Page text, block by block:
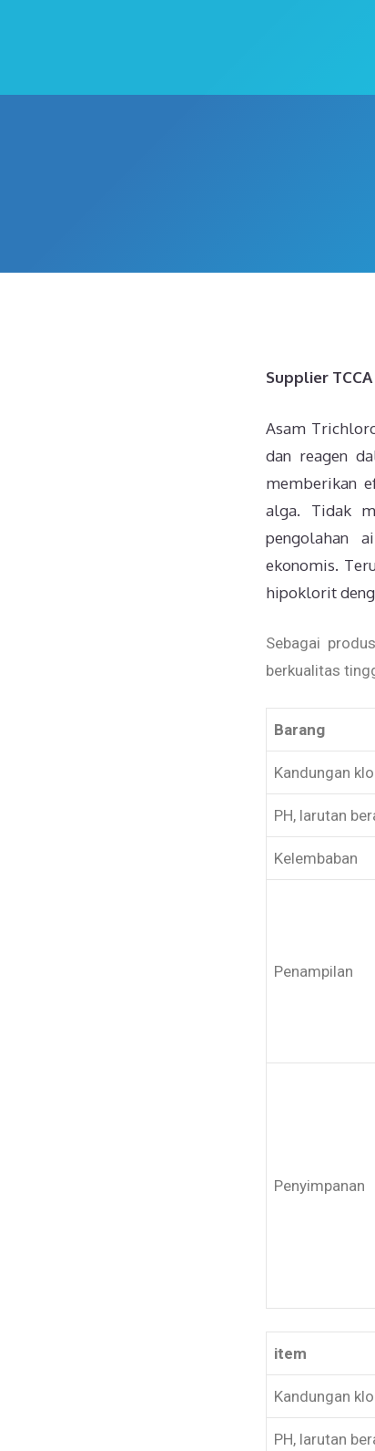
Supplier TCCA
Asam
dan reagen
memberikan
alga. Tidak
pengolahan
ekonomis.
hipoklorit
Sebagai
berkualitas
Barang
Kandungan
PH, larutan
Kelembaban
Penampilan
Penyimpanan
item
Kandungan
PH, larutan